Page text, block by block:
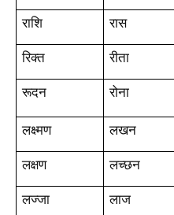
राशि रास
रिक्त रीता
रूदन रोना
लक्ष्मण लखन
लक्षण लच्छन
लज्जा लाज